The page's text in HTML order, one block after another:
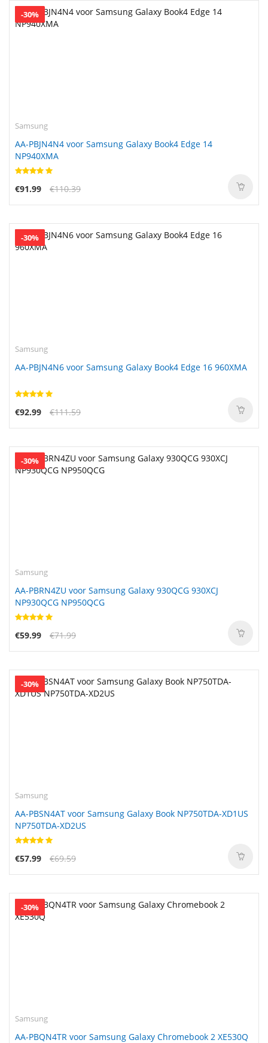
-30%
Samsung
AA-PBJN4N4 voor Samsung Galaxy Book4 Edge 14
NP940XMA
€91.99 €110.39
-30%
Samsung
AA-PBJN4N6 voor Samsung Galaxy Book4 Edge 16 960XMA
€92.99 €111.59
-30%
Samsung
AA-PBRN4ZU voor Samsung Galaxy 930QCG 930XCJ
NP930QCG NP950QCG
€59.99 €71.99
-30%
Samsung
AA-PBSN4AT voor Samsung Galaxy Book NP750TDA-XD1US
NP750TDA-XD2US
€57.99 €69.59
-30%
Samsung
AA-PBQN4TR voor Samsung Galaxy Chromebook 2 XE530Q